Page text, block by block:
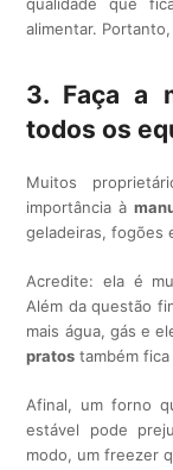
alimentar.
3. Faça a
todos os
Muitos
importância à
geladeiras, fogões
Acredite: ela é
Além da questão
mais água, gás e
pratos também
Afinal, um forno
estável pode
modo, um freezer